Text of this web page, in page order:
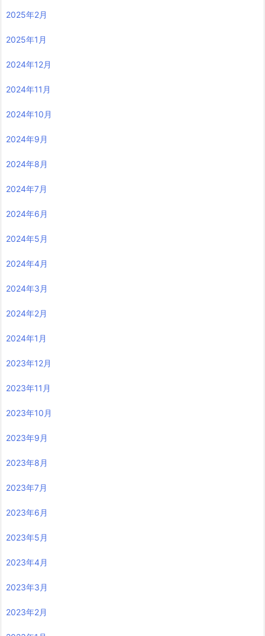
2025年2月
2025年1月
2024年12月
2024年11月
2024年10月
2024年9月
2024年8月
2024年7月
2024年6月
2024年5月
2024年4月
2024年3月
2024年2月
2024年1月
2023年12月
2023年11月
2023年10月
2023年9月
2023年8月
2023年7月
2023年6月
2023年5月
2023年4月
2023年3月
2023年2月